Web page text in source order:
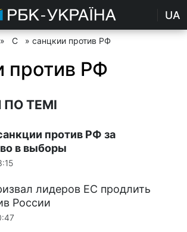
UA
» С » санцкии против РФ
против РФ
ПО ТЕМІ
против РФ за
в выборы
лидеров ЕС продлить
России